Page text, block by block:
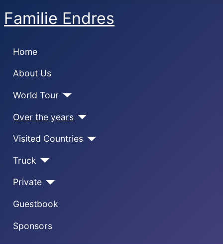
Familie Endres
Home
About Us
World Tour
Over the years
Visited Countries
Truck
Private
Guestbook
Sponsors